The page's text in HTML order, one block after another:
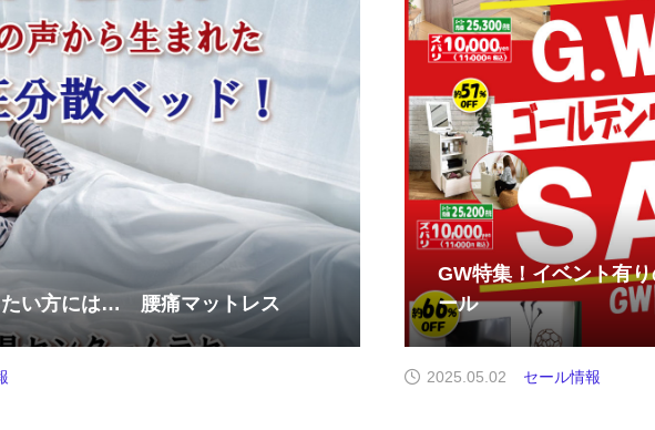
たい方には… 腰痛マットレス
GW特集！イベント有
ール
2025.05.02 セール情報